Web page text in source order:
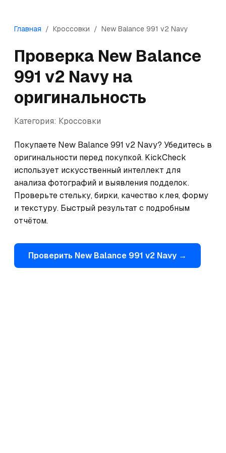
Главная / Кроссовки / New Balance 991 v2 Navy
Проверка New Balance
991 v2 Navy на
оригинальность
Категория: Кроссовки
Покупаете New Balance 991 v2 Navy? Убедитесь в
оригинальности перед покупкой. KickCheck
использует искусственный интеллект для
анализа фотографий и выявления подделок.
Проверьте стельку, бирки, качество клея, форму
и текстуру. Быстрый результат с подробным
отчётом.
Проверить New Balance 991 v2 Navy →